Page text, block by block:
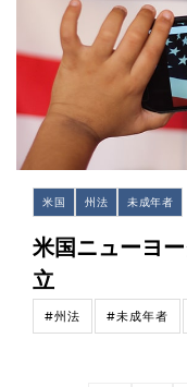
米国 州法 未成年者
米国ニューヨ
立
#州法 #未成年者